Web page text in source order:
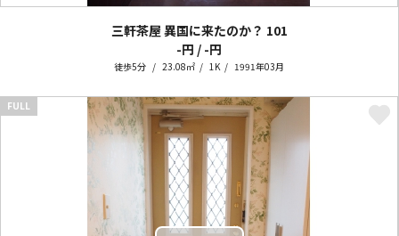
三軒茶屋 異国に来たのか？ 101
-円 / -円
徒歩5分 23.08㎡ 1K 1991年03月
FULL